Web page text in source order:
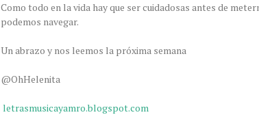
Como todo en la vida hay que ser cuidadosas antes de
podemos navegar.
Un abrazo y nos leemos la próxima semana
@OhHelenita
letrasmusicayamro.blogspot.com